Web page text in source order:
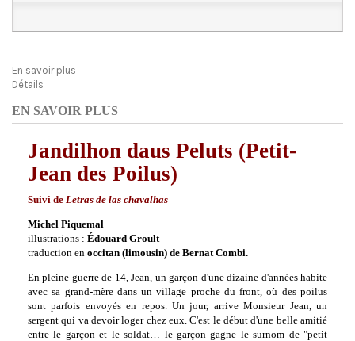
En savoir plus
Détails
EN SAVOIR PLUS
Jandilhon daus Peluts (Petit-
Jean des Poilus)
Suivi de Letras de las chavalhas
Michel Piquemal
illustrations : Édouard Groult
traduction en occitan (limousin) de Bernat Combi.
En pleine guerre de 14, Jean, un garçon d'une dizaine d'années habite
avec sa grand-mère dans un village proche du front, où des poilus
sont parfois envoyés en repos. Un jour, arrive Monsieur Jean, un
sergent qui va devoir loger chez eux. C'est le début d'une belle amitié
entre le garçon et le soldat… le garçon gagne le surnom de "petit